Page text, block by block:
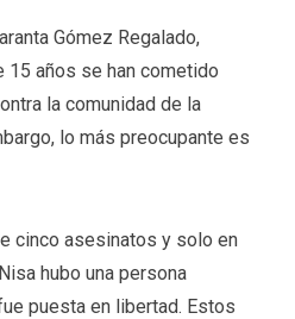
Gómez Regalado,
15 años se han cometido
la comunidad de la
lo más preocupante es
cinco asesinatos y solo en
hubo una persona
puesta en libertad. Estos